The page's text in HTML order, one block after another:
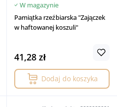
W magazynie
Pamiątka rzeźbiarska "Zajączek
w haftowanej koszuli"
41,28 zł
Dodaj do koszyka